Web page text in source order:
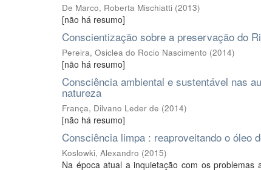
De Marco, Roberta Mischiatti (2013)
[não há resumo]
Conscientização sobre a preservação do
Pereira, Osiclea do Rocio Nascimento (2014)
[não há resumo]
Consciência ambiental e sustentável nas
natureza
França, Dilvano Leder de (2014)
[não há resumo]
Consciência limpa : reaproveitando o óleo
Koslowki, Alexandro (2015)
Na época atual a inquietação com os